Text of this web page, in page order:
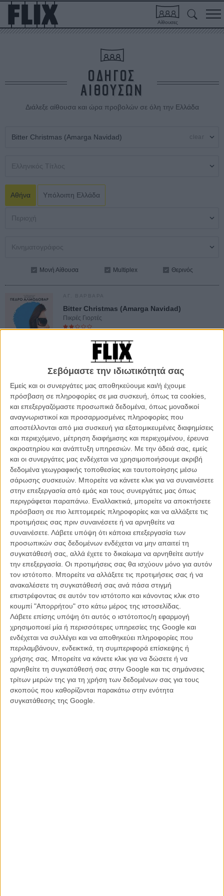
Σεβόμαστε την ιδιωτικότητά σας
Εμείς και οι συνεργάτες μας αποθηκεύουμε και/ή έχουμε
πρόσβαση σε πληροφορίες σε μια συσκευή, όπως τα cookies,
και επεξεργαζόμαστε προσωπικά δεδομένα, όπως μοναδικοί
αναγνωριστικοί και προσαρμοσμένες πληροφορίες που
αποστέλλονται από μια συσκευή για εξατομικευμένες διαφημίσεις
και περιεχόμενο, μέτρηση διαφήμισης και περιεχομένου, έρευνα
ακροατηρίου και ανάπτυξη υπηρεσιών. Με την άδειά σας, εμείς
και οι συνεργάτες μας ενδέχεται να χρησιμοποιήσουμε ακριβή
δεδομένα γεωγραφικής τοποθεσίας και ταυτοποίησης μέσω
σάρωσης συσκευών. Μπορείτε να κάνετε κλικ για να συναινέσετε
στην επεξεργασία από εμάς και τους συνεργάτες μας όπως
περιγράφεται παραπάνω. Εναλλακτικά, μπορείτε να αποκτήσετε
πρόσβαση σε πιο λεπτομερείς πληροφορίες και να αλλάξετε τις
προτιμήσεις σας πριν συναινέσετε ή να αρνηθείτε να
συναινέσετε. Λάβετε υπόψη ότι κάποια επεξεργασία των
προσωπικών σας δεδομένων ενδέχεται να μην απαιτεί τη
συγκατάθεσή σας, αλλά έχετε το δικαίωμα να αρνηθείτε αυτήν
την επεξεργασία. Οι προτιμήσεις σας θα ισχύουν μόνο για αυτόν
τον ιστότοπο. Μπορείτε να αλλάξετε τις προτιμήσεις σας ή να
ανακαλέσετε τη συγκατάθεσή σας ανά πάσα στιγμή
επιστρέφοντας σε αυτόν τον ιστότοπο και κάνοντας κλικ στο
κουμπί "Απορρήτου" στο κάτω μέρος της ιστοσελίδας.
Λάβετε επίσης υπόψη ότι αυτός ο ιστότοπος/η εφαρμογή
χρησιμοποιεί μία ή περισσότερες υπηρεσίες της Google και
ενδέχεται να συλλέγει και να αποθηκεύει πληροφορίες που
περιλαμβάνουν, ενδεικτικά, τη συμπεριφορά επίσκεψης ή
χρήσης σας. Μπορείτε να κάνετε κλικ για να δώσετε ή να
αρνηθείτε τη συγκατάθεσή σας στην Google και τις σημάνσεις
τρίτων μερών της για τη χρήση των δεδομένων σας για τους
σκοπούς που καθορίζονται παρακάτω στην ενότητα
συγκατάθεσης της Google.
Αίθουσες
ΟΔΗΓΟΣ
ΑΙΘΟΥΣΩΝ
Διάλεξε αίθουσα και ώρα προβολών σε όλη την Ελλάδα
clear
Αθήνα Υπόλοιπη Ελλάδα
Μονή Αίθουσα Multiplex Θερινός
ΑΓ. ΒΑΡΒΑΡΑ
Bitter Christmas (Amarga Navidad)
Πικρές Γιορτές
Κυρ: 20.40
CINE ΠΑΝΘΕΟΝ - ΑΓΙΑ ΒΑΡΒΑΡΑ
Θερινός
Λ. ΠΑΤΗΣΙΩΝ - ΚΥΨΕΛΗ - ΑΧΑΡΝΩΝ
Bitter Christmas (Amarga Navidad)
Πικρές Γιορτές
Δευ έως Τετ: 20.30
STUDIO NEW STAR ART CINEMA
Μονή Αίθουσα
info
ΜΟΣΧΑΤΟ
Bitter Christmas (Amarga Navidad)
Πικρές Γιορτές
Τετ: 20.30
ΣΙΝΕ ΚΗΠΟΣ
Θερινός
ΠΑΓΚΡΑΤΙ
Bitter Christmas (Amarga Navidad)
Πικρές Γιορτές
Πέμ, Παρ: 20.40
ΛΑΟΥΡΑ
Θερινός